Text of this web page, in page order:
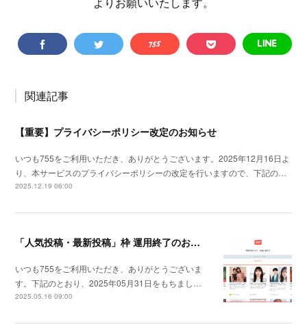
関連記事
【重要】プライバシーポリシー改定のお知らせ
いつも755をご利用いただき、ありがとうございます。2025年12月16日よ
り、本サービスのプライバシーポリシーの改定を行いますので、下記の…
2025.12.19 06:00
「人気投稿・最新投稿」枠 運用終了のお知らせ
いつも755をご利用いただき、ありがとうございま
す。下記のとおり、2025年05月31日をもちまし…
2025.05.16 09:00